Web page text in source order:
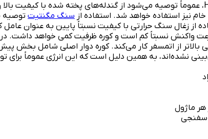
خام نیز استفاده خواهد شد. استفاده از سنگ مگنتیت توصیه
از زغال سنگ حرارتی با کیفیت نسبتاً پایین به عنوان
واکنش نسبتاً کم است و کوره ظرفیت کمی خواهد داشت. در
بالاتر از اتمسفر کار می‌کند. کوره دوار اصلی شامل بخش
نشده‌اند، به همین دلیل است که این انرژی عموماً